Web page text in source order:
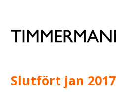
Slutfört jan 2017